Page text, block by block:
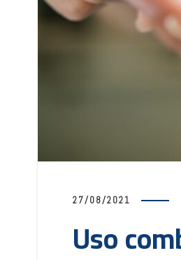
27/08/2021
Uso